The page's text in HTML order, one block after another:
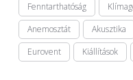
Fenntarthatóság
Anemosztát
Akusztika
Eurovent
Kiállítások